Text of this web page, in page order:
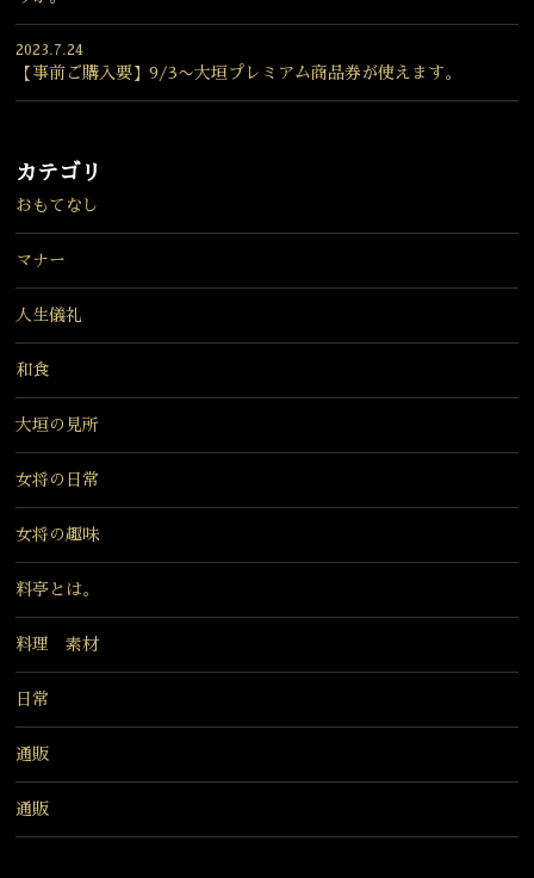
2023.7.24
【事前ご購入要】9/3〜大垣プレミアム商品券が使えます。
カテゴリ
おもてなし
マナー
人生儀礼
和食
大垣の見所
女将の日常
女将の趣味
料亭とは。
料理 素材
日常
通販
通販